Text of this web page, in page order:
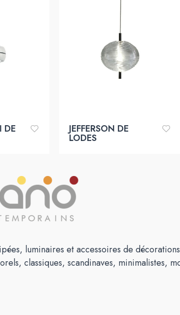
DE JEFFERSON DE
LODES
luminaires et accessoires de
classiques, scandinaves, minimalistes,